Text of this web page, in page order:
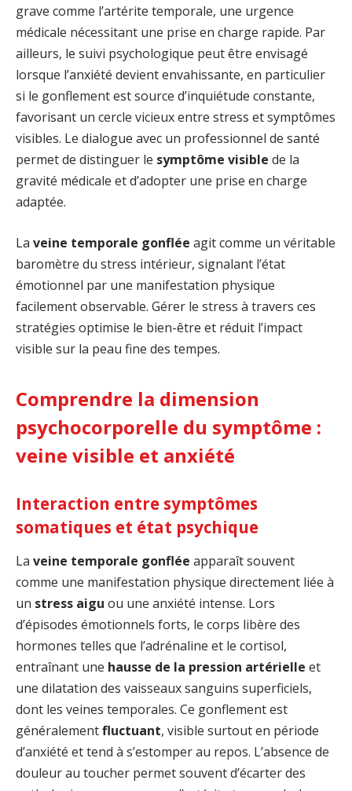
grave comme l’artérite temporale, une urgence
médicale nécessitant une prise en charge rapide. Par
ailleurs, le suivi psychologique peut être envisagé
lorsque l’anxiété devient envahissante, en particulier
si le gonflement est source d’inquiétude constante,
favorisant un cercle vicieux entre stress et symptômes
visibles. Le dialogue avec un professionnel de santé
permet de distinguer le symptôme visible de la
gravité médicale et d’adopter une prise en charge
adaptée.
La veine temporale gonflée agit comme un véritable
baromètre du stress intérieur, signalant l’état
émotionnel par une manifestation physique
facilement observable. Gérer le stress à travers ces
stratégies optimise le bien-être et réduit l’impact
visible sur la peau fine des tempes.
Comprendre la dimension
psychocorporelle du symptôme :
veine visible et anxiété
Interaction entre symptômes
somatiques et état psychique
La veine temporale gonflée apparaît souvent
comme une manifestation physique directement liée à
un stress aigu ou une anxiété intense. Lors
d’épisodes émotionnels forts, le corps libère des
hormones telles que l’adrénaline et le cortisol,
entraînant une hausse de la pression artérielle et
une dilatation des vaisseaux sanguins superficiels,
dont les veines temporales. Ce gonflement est
généralementfluctuant, visible surtout en période
d’anxiété et tend à s’estomper au repos. L’absence de
douleur au toucher permet souvent d’écarter des